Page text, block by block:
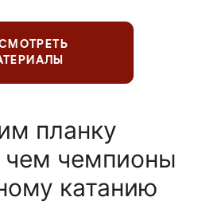
планку
чем чемпионы
катанию